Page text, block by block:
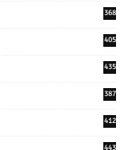
368
405
435
387
412
443